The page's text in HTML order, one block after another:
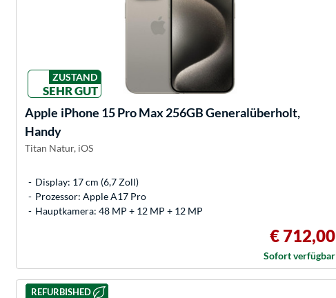
ZUSTAND
SEHR GUT
Apple iPhone 15 Pro Max 256GB Generalüberholt,
Handy
Titan Natur, iOS
Display: 17 cm (6,7 Zoll)
Prozessor: Apple A17 Pro
Hauptkamera: 48 MP + 12 MP + 12 MP
€ 712,00
Sofort verfügbar
REFURBISHED